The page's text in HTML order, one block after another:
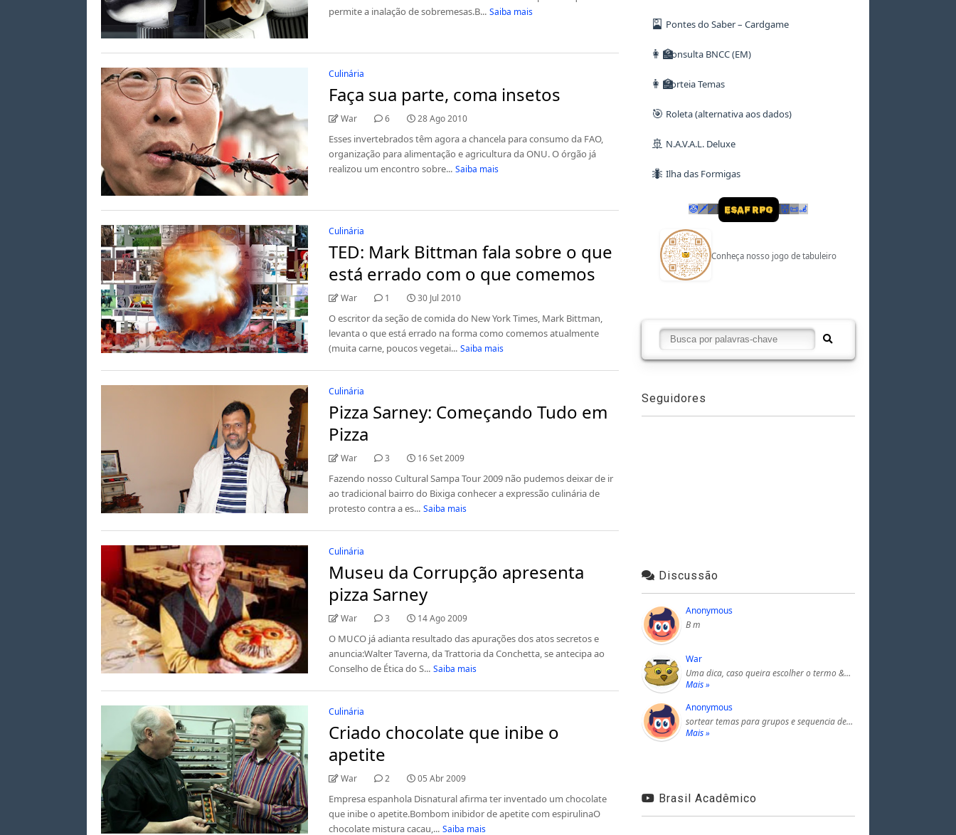
permite a inalação de sobremesas.B... Saiba mais
Culinária
Faça sua parte, coma insetos
War 6 28 Ago 2010
Esses invertebrados têm agora a chancela para consumo da FAO,
organização para alimentação e agricultura da ONU. O órgão já
realizou um encontro sobre... Saiba mais
Culinária
TED: Mark Bittman fala sobre o que
está errado com o que comemos
War 1 30 Jul 2010
O escritor da seção de comida do New York Times, Mark Bittman,
levanta o que está errado na forma como comemos atualmente
(muita carne, poucos vegetai... Saiba mais
Culinária
Pizza Sarney: Começando Tudo em
Pizza
War 3 16 Set 2009
Fazendo nosso Cultural Sampa Tour 2009 não pudemos deixar de ir
ao tradicional bairro do Bixiga conhecer a expressão culinária de
protesto contra a es... Saiba mais
Culinária
Museu da Corrupção apresenta
pizza Sarney
War 3 14 Ago 2009
O MUCO já adianta resultado das apurações dos atos secretos e
anuncia:Walter Taverna, da Trattoria da Conchetta, se antecipa ao
Conselho de Ética do S... Saiba mais
Culinária
Criado chocolate que inibe o
apetite
War 2 05 Abr 2009
Empresa espanhola Disnatural afirma ter inventado um chocolate
que inibe o apetite.Bombom inibidor de apetite com espirulinaO
chocolate mistura cacau,... Saiba mais
🎴 Pontes do Saber – Cardgame
👩‍🏫Consulta BNCC (EM)
👩‍🏫Sorteia Temas
🎯 Roleta (alternativa aos dados)
🚢 N.A.V.A.L. Deluxe
🐜 Ilha das Formigas
🤡🗡🪄 ESAF RPG 👹📜🦼
Conheça nosso jogo de tabuleiro
Seguidores
Discussão
Anonymous
B m
War
Uma dica, caso queira escolher o termo &…
Mais »
Anonymous
sortear temas para grupos e sequencia de…
Mais »
Brasil Acadêmico